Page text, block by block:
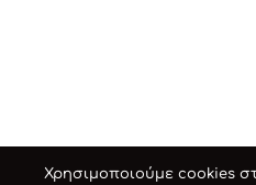
Χρησιμοποιούμε cookies